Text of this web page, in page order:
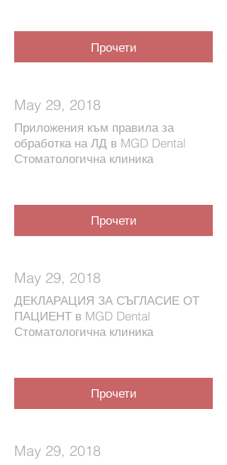
Прочети
May 29, 2018
Приложения към правила за
обработка на ЛД в MGD Dental
Стоматологична клиника
Прочети
May 29, 2018
ДЕКЛАРАЦИЯ ЗА СЪГЛАСИЕ ОТ
ПАЦИЕНТ в MGD Dental
Стоматологична клиника
Прочети
May 29, 2018